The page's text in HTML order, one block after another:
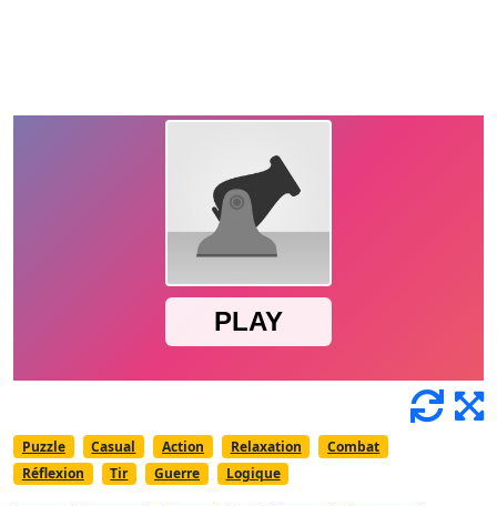
Puzzle Casual Action Relaxation
Combat
Réflexion
Tir Guerre Logique